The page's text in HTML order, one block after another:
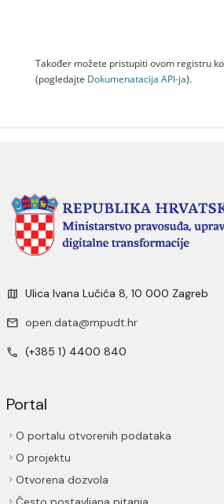
Također možete pristupiti ovom registru
(pogledajte Dokumenаtаcijа API-jа).